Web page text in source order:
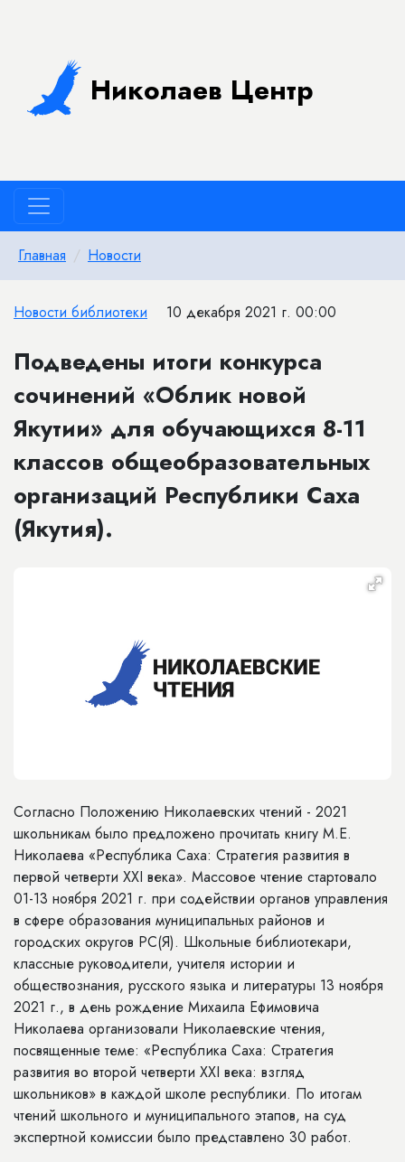
Николаев Центр
Главная Новости
Новости библиотеки 10 декабря 2021 г. 00:00
​Подведены итоги конкурса
сочинений «Облик новой
Якутии» для обучающихся 8-11
классов общеобразовательных
организаций Республики Саха
(Якутия).
Согласно Положению Николаевских чтений - 2021
школьникам было предложено прочитать книгу М.Е.
Николаева «Республика Саха: Стратегия развития в
первой четверти XXI века». Массовое чтение стартовало
01-13 ноября 2021 г. при содействии органов управления
в сфере образования муниципальных районов и
городских округов РС(Я). Школьные библиотекари,
классные руководители, учителя истории и
обществознания, русского языка и литературы 13 ноября
2021 г., в день рождение Михаила Ефимовича
Николаева организовали Николаевские чтения,
посвященные теме: «Республика Саха: Стратегия
развития во второй четверти XXI века: взгляд
школьников» в каждой школе республики. По итогам
чтений школьного и муниципального этапов, на суд
экспертной комиссии было представлено 30 работ.